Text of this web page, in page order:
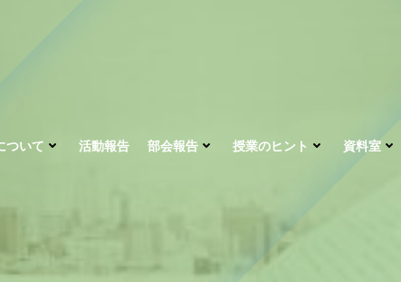
ついて 活動報告 部会報告 授業のヒント 資料室